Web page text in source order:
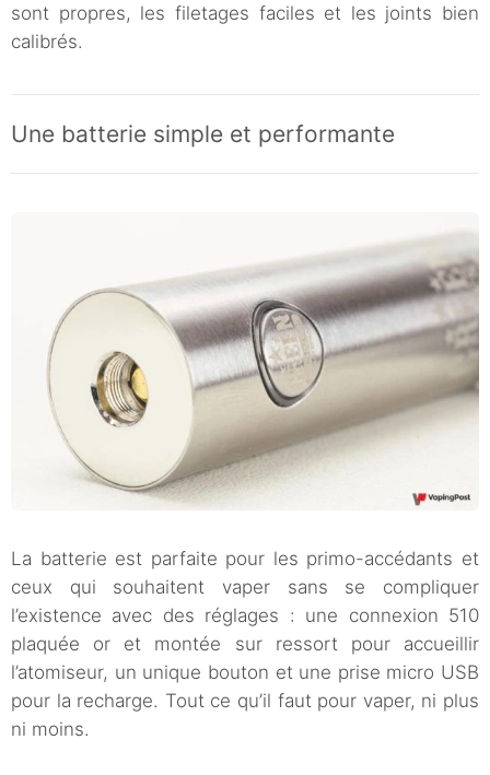
sont propres, les filetages faciles et les joints bien
calibrés.
Une batterie simple et performante
La batterie est parfaite pour les primo-accédants et
ceux qui souhaitent vaper sans se compliquer
l’existence avec des réglages : une connexion 510
plaquée or et montée sur ressort pour accueillir
l’atomiseur, un unique bouton et une prise micro USB
pour la recharge. Tout ce qu’il faut pour vaper, ni plus
ni moins.